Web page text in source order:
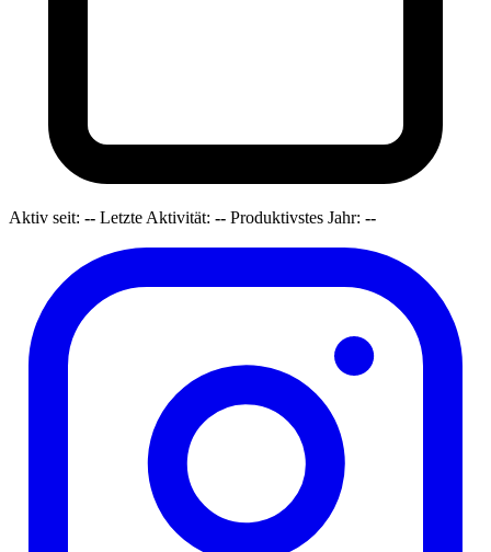
Aktiv seit: -- Letzte Aktivität: -- Produktivstes Jahr: --